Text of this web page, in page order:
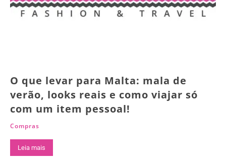
O que levar para Malta: mala de
verão, looks reais e como viajar só
com um item pessoal!
Compras
Leia mais